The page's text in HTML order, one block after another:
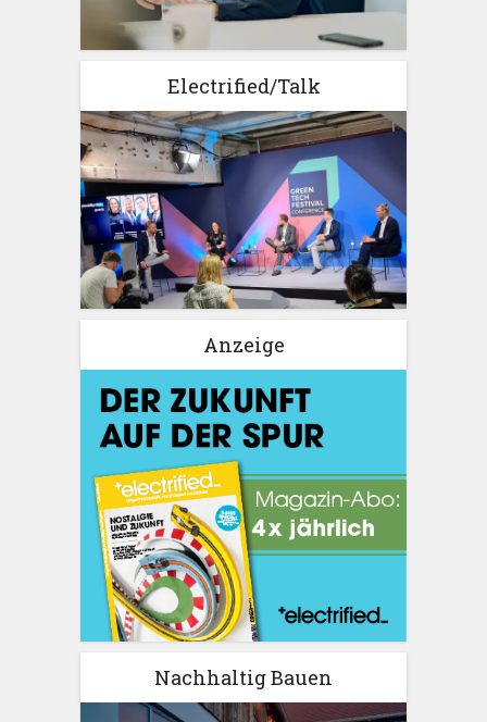
Electrified/Talk
Anzeige
Nachhaltig Bauen